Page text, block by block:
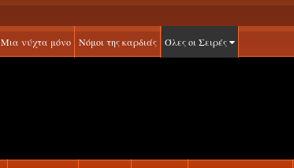
Μια νύχτα μόνο Νόμοι της καρδιάς Όλες οι Σειρές